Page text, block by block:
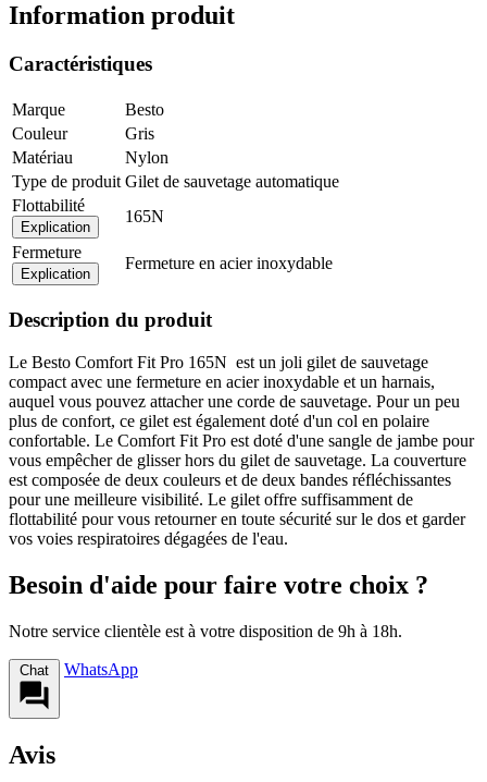
Information produit
Caractéristiques
Marque
Besto
Couleur
Gris
Matériau
Nylon
Type de produit Gilet de sauvetage automatique
Flottabilité
Explication
165N
Fermeture
Explication
Fermeture en acier inoxydable
Description du produit
Le Besto Comfort Fit Pro 165N est un joli gilet de sauvetage
compact avec une fermeture en acier inoxydable et un harnais,
auquel vous pouvez attacher une corde de sauvetage. Pour un peu
plus de confort, ce gilet est également doté d'un col en polaire
confortable. Le Comfort Fit Pro est doté d'une sangle de jambe pour
vous empêcher de glisser hors du gilet de sauvetage. La couverture
est composée de deux couleurs et de deux bandes réfléchissantes
pour une meilleure visibilité. Le gilet offre suffisamment de
flottabilité pour vous retourner en toute sécurité sur le dos et garder
vos voies respiratoires dégagées de l'eau.
Besoin d'aide pour faire votre choix ?
Notre service clientèle est à votre disposition de 9h à 18h.
Chat WhatsApp
Avis